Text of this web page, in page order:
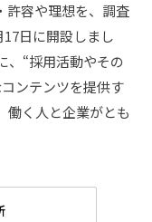
許容や理想を、調査
日に開設しまし
、“採用活動やその
ンテンツを提供す
働く人と企業がとも